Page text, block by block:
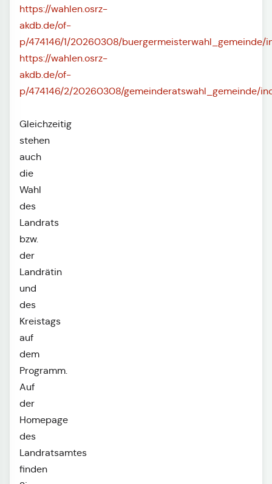
https://wahlen.osrz-
akdb.de/of-
p/474146/1/20260308/buergermeisterwahl_gemeinde/
https://wahlen.osrz-
akdb.de/of-
p/474146/2/20260308/gemeinderatswahl_gemeinde/
Gleichzeitig
stehen
auch
die
Wahl
des
Landrats
bzw.
der
Landrätin
und
des
Kreistags
auf
dem
Programm.
Auf
der
Homepage
des
Landratsamtes
finden